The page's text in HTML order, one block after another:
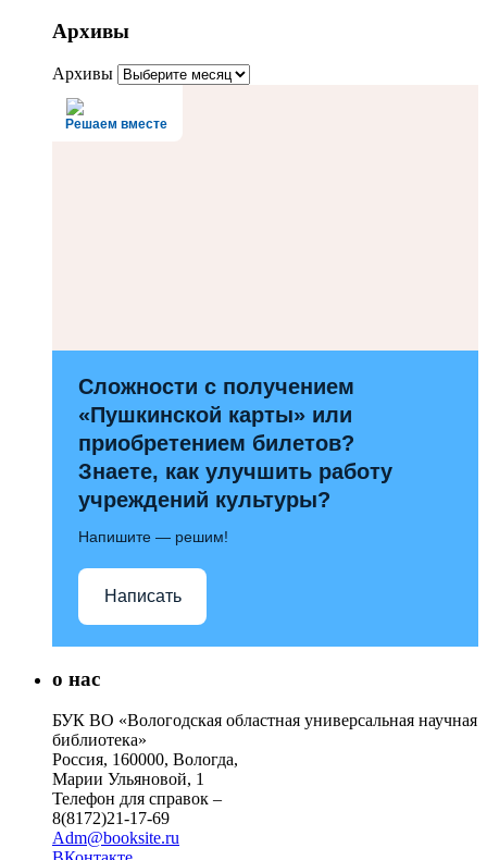
Архивы
Архивы
Решаем вместе
Сложности с получением
«Пушкинской карты» или
приобретением билетов?
Знаете, как улучшить работу
учреждений культуры?
Напишите — решим!
Написать
о нас
БУК ВО «Вологодская областная универсальная научная
библиотека»
Россия, 160000, Вологда,
Марии Ульяновой, 1
Телефон для справок –
8(8172)21-17-69
Adm@booksite.ru